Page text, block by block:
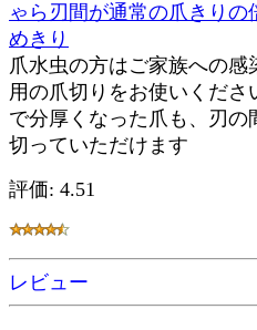
ゃら刃間が通常の爪きりの
めきり
爪水虫の方はご家族への
用の爪切りをお使いくだ
で分厚くなった爪も、刃
切っていただけます
評価: 4.51
レビュー